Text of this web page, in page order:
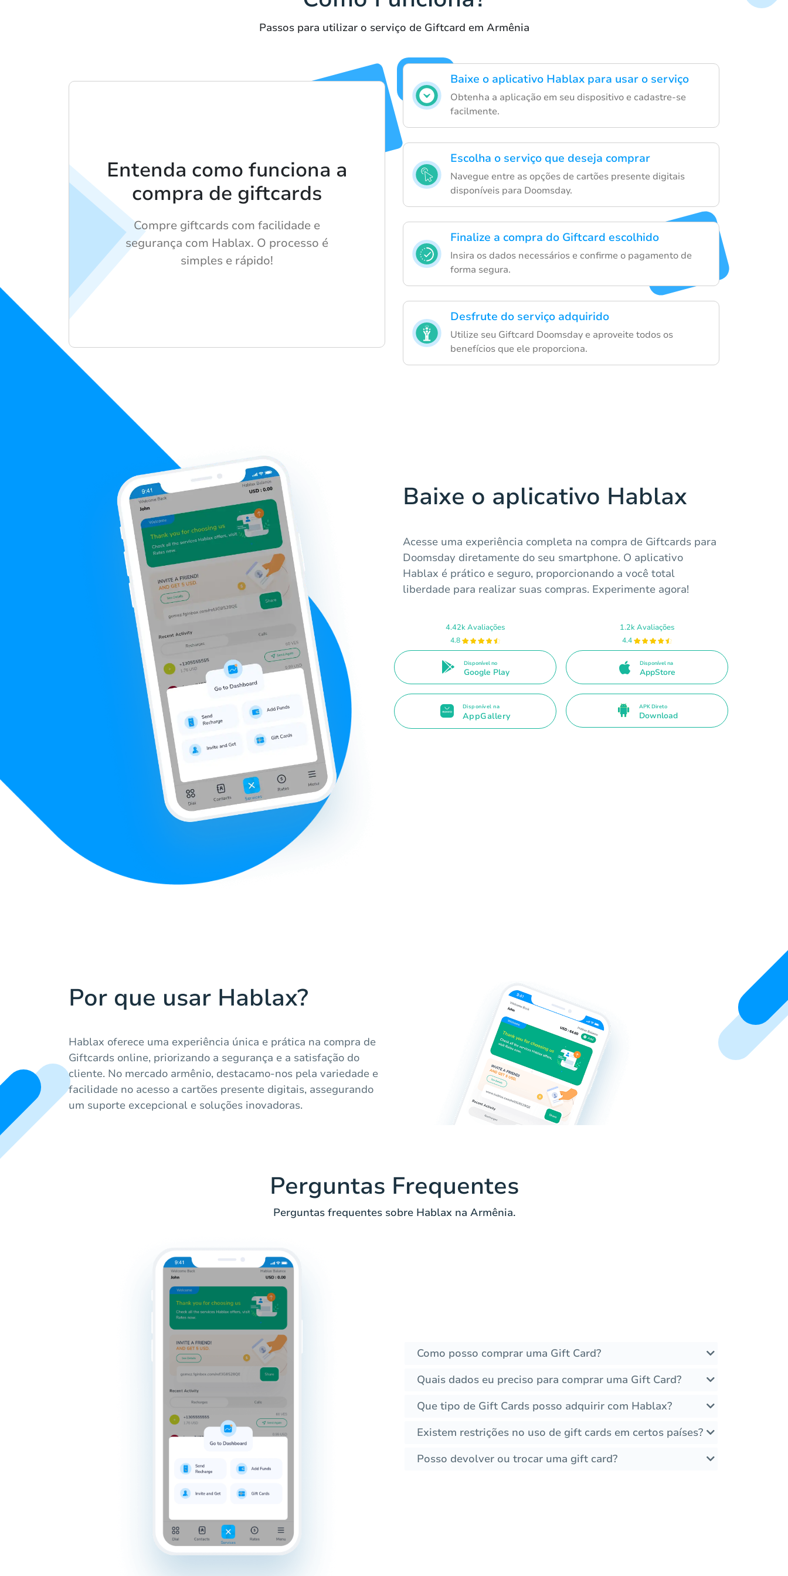
Passos para utilizar o serviço de Giftcard em Armênia
Baixe o aplicativo Hablax para usar o serviço
Obtenha a aplicação em seu dispositivo e cadastre-se
facilmente.
Escolha o serviço que deseja comprar
Navegue entre as opções de cartões presente digitais
disponíveis para Doomsday.
Finalize a compra do Giftcard escolhido
Insira os dados necessários e confirme o pagamento de
forma segura.
Desfrute do serviço adquirido
Utilize seu Giftcard Doomsday e aproveite todos os
benefícios que ele proporciona.
Entenda como funciona a
compra de giftcards
Compre giftcards com facilidade e
segurança com Hablax. O processo é
simples e rápido!
Baixe o aplicativo Hablax
Acesse uma experiência completa na compra de Giftcards para
Doomsday diretamente do seu smartphone. O aplicativo
Hablax é prático e seguro, proporcionando a você total
liberdade para realizar suas compras. Experimente agora!
4.42k Avaliações
4.8
Disponível no
Google Play
1.2k Avaliações
4.4
Disponível na
AppStore
Disponível na
AppGallery
APK Direto
Download
Por que usar Hablax?
Hablax oferece uma experiência única e prática na compra de
Giftcards online, priorizando a segurança e a satisfação do
cliente. No mercado armênio, destacamo-nos pela variedade e
facilidade no acesso a cartões presente digitais, assegurando
um suporte excepcional e soluções inovadoras.
Perguntas Frequentes
Perguntas frequentes sobre Hablax na Armênia.
Como posso comprar uma Gift Card?
Quais dados eu preciso para comprar uma Gift Card?
Que tipo de Gift Cards posso adquirir com Hablax?
Existem restrições no uso de gift cards em certos países?
Posso devolver ou trocar uma gift card?